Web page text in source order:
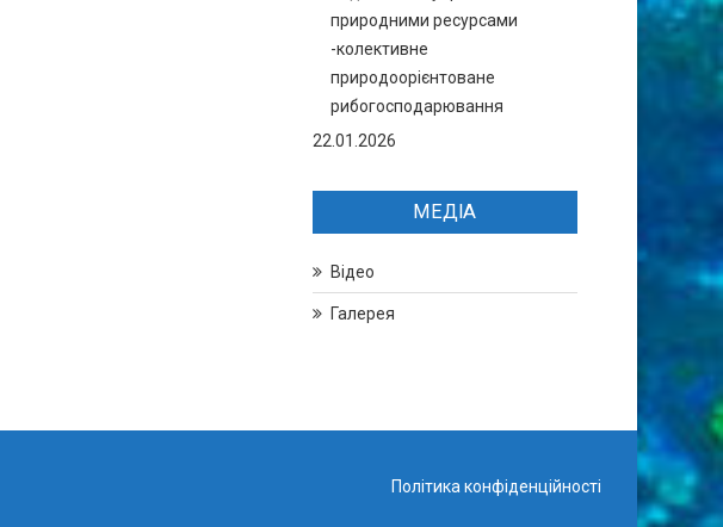
природними ресурсами
-колективне
природоорієнтоване
рибогосподарювання
22.01.2026
МЕДІА
Відео
Галерея
Політика конфіденційності